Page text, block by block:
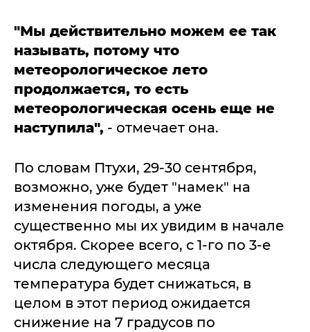
"Мы действительно можем ее так
называть, потому что
метеорологическое лето
продолжается, то есть
метеорологическая осень еще не
наступила", - отмечает она.
По словам Птухи, 29-30 сентября,
возможно, уже будет "намек" на
изменения погоды, а уже
существенно мы их увидим в начале
октября. Скорее всего, с 1-го по 3-е
числа следующего месяца
температура будет снижаться, в
целом в этот период ожидается
снижение на 7 градусов по